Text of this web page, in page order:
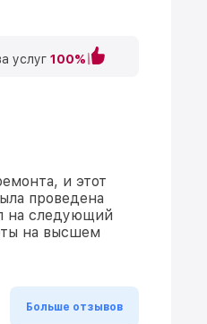
услуг 100%
и этот
проведена
на следующий
на высшем
Больше отзывов